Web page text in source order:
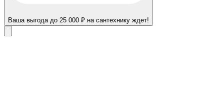
Ваша выгода до 25 000 ₽ на сантехнику ждет!